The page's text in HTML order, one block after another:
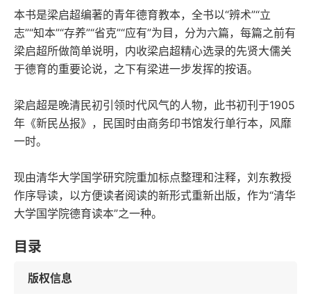
本书是梁启超编著的青年德育教本，全书以“辨术”“立
志”“知本”“存养”“省克”“应有”为目，分为六篇，每篇之前有
梁启超所做简单说明，内收梁启超精心选录的先贤大儒关
于德育的重要论说，之下有梁进一步发挥的按语。
梁启超是晚清民初引领时代风气的人物，此书初刊于1905
年《新民丛报》，民国时由商务印书馆发行单行本，风靡
一时。
现由清华大学国学研究院重加标点整理和注释，刘东教授
作序导读，以方便读者阅读的新形式重新出版，作为“清华
大学国学院德育读本”之一种。
目录
版权信息